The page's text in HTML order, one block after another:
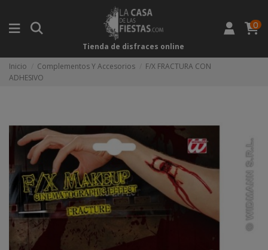
Tienda de disfraces online
0
Inicio Complementos Y Accesorios
F/X FRACTURA CON
ADHESIVO